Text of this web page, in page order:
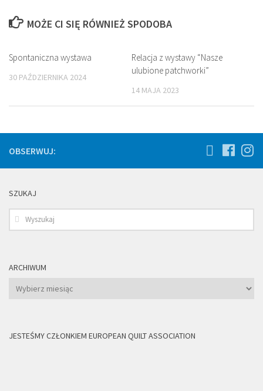
MOŻE CI SIĘ RÓWNIEŻ SPODOBA
Spontaniczna wystawa
30 PAŹDZIERNIKA 2024
Relacja z wystawy “Nasze
ulubione patchworki”
14 MAJA 2023
OBSERWUJ:
SZUKAJ
ARCHIWUM
Archiwum
JESTEŚMY CZŁONKIEM EUROPEAN QUILT ASSOCIATION